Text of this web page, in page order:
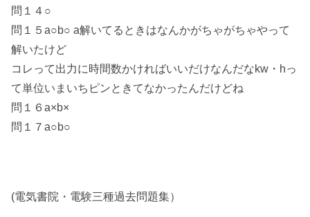
問１４○
問１５a○b○ a解いてるときはなんかがちゃがちゃやって
解いたけど
コレって出力に時間数かければいいだけなんだなkw・hっ
て単位いまいちピンときてなかったんだけどね
問１６a×b×
問１７a○b○
(電気書院・電験三種過去問題集）